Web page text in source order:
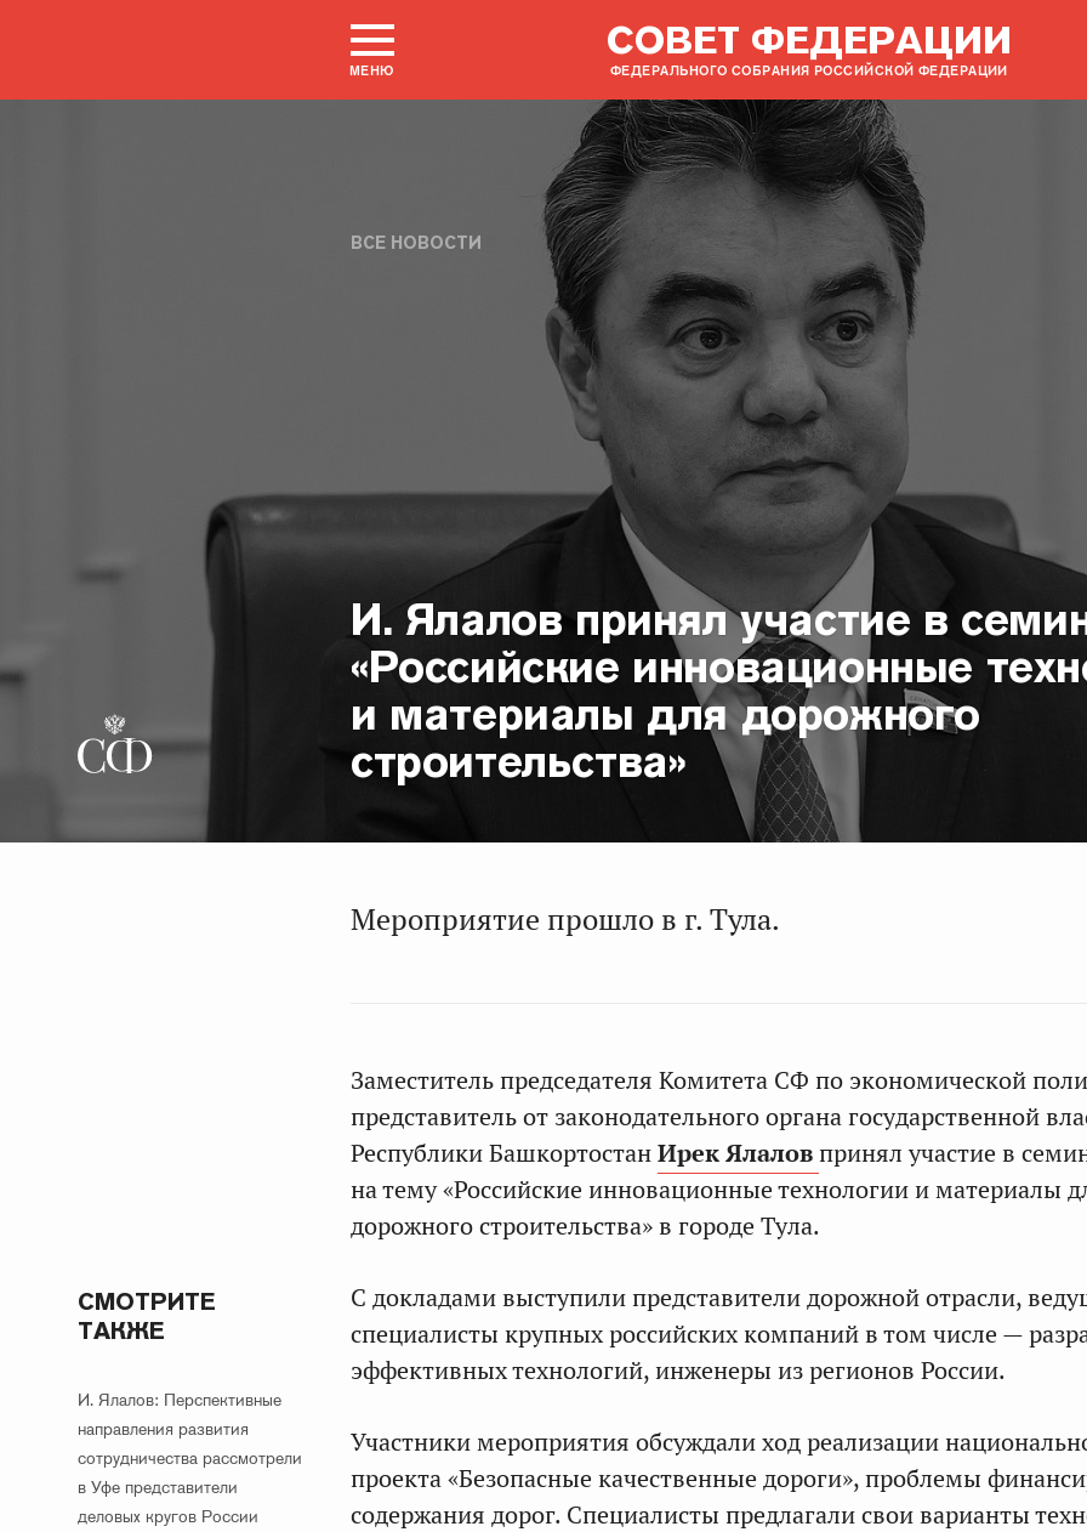
МЕНЮ
СОВЕТ ФЕДЕРАЦИИ
ФЕДЕРАЛЬНОГО СОБРАНИЯ РОССИЙСКОЙ ФЕДЕРАЦИИ
ВСЕ НОВОСТИ
И. Ялалов принял участие в
«Российские инновационные
и материалы для дорожного
строительства»
Мероприятие прошло в г. Тула.
Заместитель председателя Комитета СФ по экономической
представитель от законодательного органа государственной
Республики БашкортостанИрек Ялаловпринял участие в
на тему «Российские инновационные технологии и материалы
дорожного строительства» в городе Тула.
СМОТРИТЕ
ТАКЖЕ
И. Ялалов: Перспективные
направления развития
сотрудничества рассмотрели
в Уфе представители
деловых кругов России
С докладами выступили представители дорожной отрасли,
специалисты крупных российских компаний в том числе —
эффективных технологий, инженеры из регионов России.
Участники мероприятия обсуждали ход реализации
проекта «Безопасные качественные дороги», проблемы
содержания дорог. Специалисты предлагали свои варианты